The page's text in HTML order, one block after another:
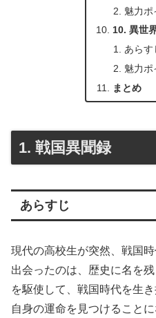
魅力ポ
10. 異世
あらす
魅力ポ
まとめ
1. 戦国異聞録
あらすじ
現代の高校生が突然、戦国
出会ったのは、歴史に名を
を駆使して、戦国時代を生
自身の運命を見つけることに